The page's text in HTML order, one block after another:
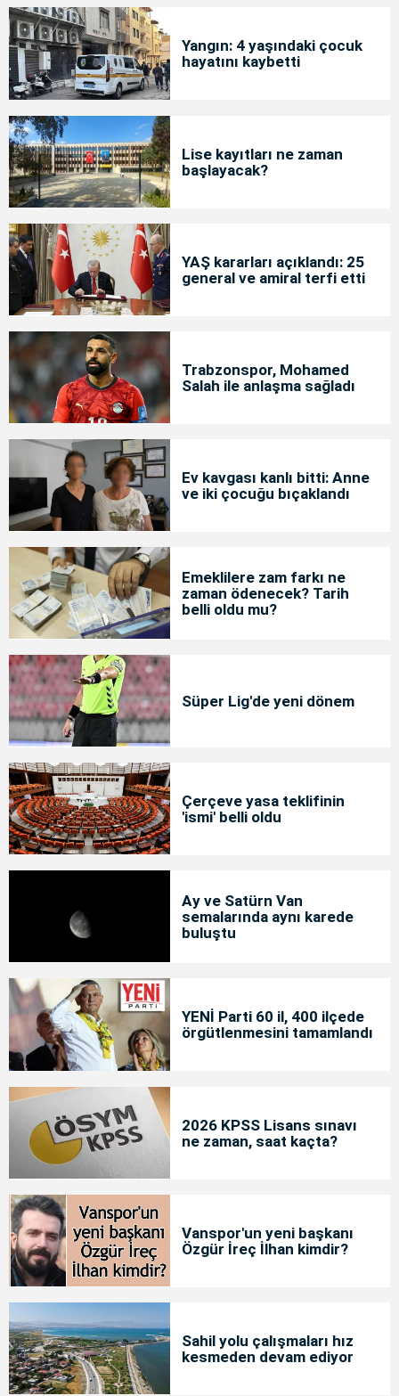
Yangın: 4 yaşındaki çocuk
hayatını kaybetti
Lise kayıtları ne zaman
başlayacak?
YAŞ kararları açıklandı: 25
general ve amiral terfi etti
Trabzonspor, Mohamed
Salah ile anlaşma sağladı
Ev kavgası kanlı bitti: Anne
ve iki çocuğu bıçaklandı
Emeklilere zam farkı ne
zaman ödenecek? Tarih
belli oldu mu?
Süper Lig'de yeni dönem
Çerçeve yasa teklifinin
'ismi' belli oldu
Ay ve Satürn Van
semalarında aynı karede
buluştu
YENİ Parti 60 il, 400 ilçede
örgütlenmesini tamamlandı
2026 KPSS Lisans sınavı
ne zaman, saat kaçta?
Vanspor'un yeni başkanı
Özgür İreç İlhan kimdir?
Sahil yolu çalışmaları hız
kesmeden devam ediyor